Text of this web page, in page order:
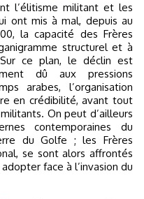
ont mis à mal, depuis au
la capacité des Frères
structurel et à
ce plan, le déclin est
dû aux pressions
arabes, l’organisation
en crédibilité, avant tout
On peut d’ailleurs
contemporaines du
du Golfe ; les Frères
se sont alors affrontés
face à l’invasion du